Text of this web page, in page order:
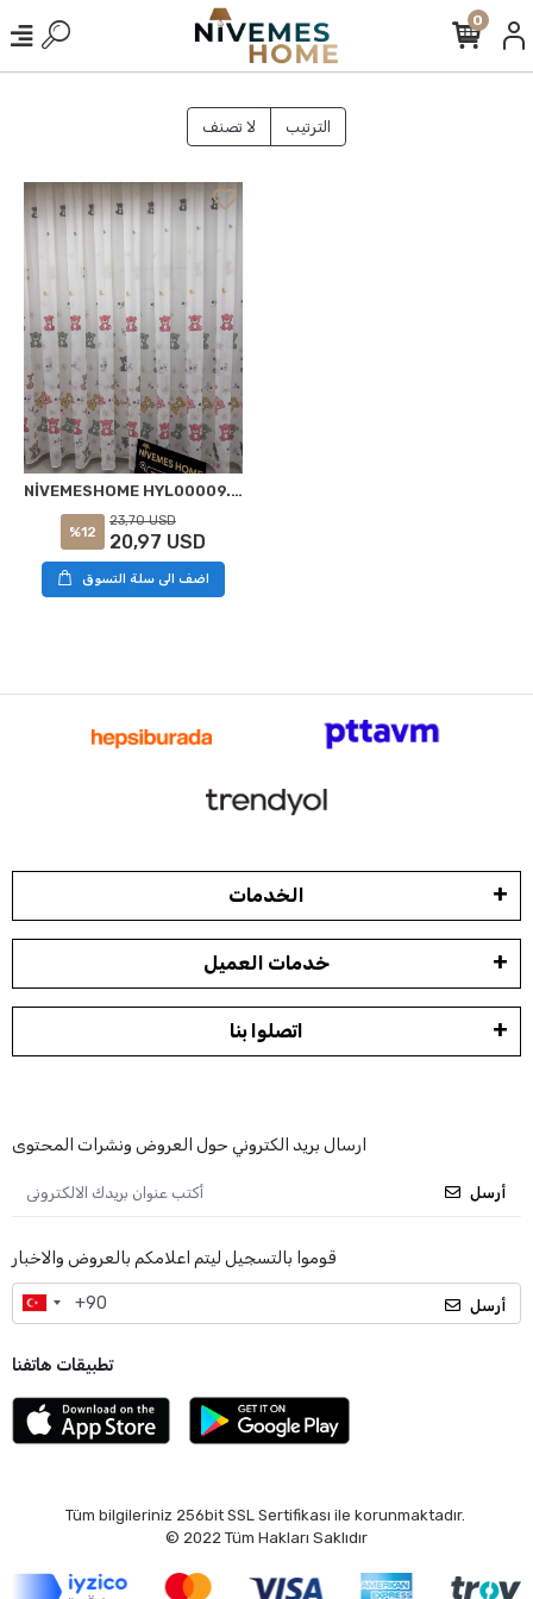
0
لا تصنف الترتيب
NİVEMESHOME HYL00009.801 ESTE BEAR ÇOCUK ODASI 1/2.5 PİLE TÜL PERDE PEMBE APM
%12
23,70 USD
20,97 USD
اضف الى سلة التسوق
الخدمات
خدمات العميل
اتصلوا بنا
ارسال بريد الكتروني حول العروض ونشرات المحتوى
أرسل
قوموا بالتسجيل ليتم اعلامكم بالعروض والاخبار
أرسل
تطبيقات هاتفنا
Tüm bilgileriniz 256bit SSL Sertifikası ile korunmaktadır.
© 2022 Tüm Hakları Saklıdır